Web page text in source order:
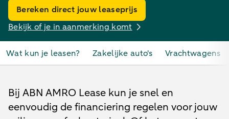
Bereken direct jouw leaseprijs
Bekijk of je in aanmerking komt
Wat kun je leasen? Zakelijke auto's Vrachtwagens
Bij ABN AMRO Lease kun je snel en
eenvoudig de financiering regelen voor jouw